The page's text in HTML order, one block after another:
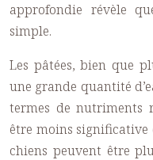
approfondie révèle
simple.
Les pâtées, bien que
une grande quantité
termes de nutriments
être moins significative
chiens peuvent être